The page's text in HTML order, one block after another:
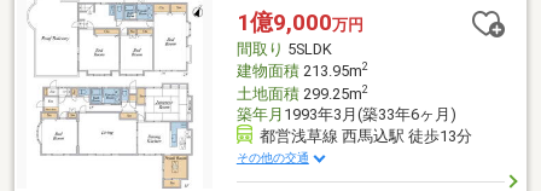
しをお手伝いします ━━━━━・・・物件の詳細・ご相談はお気
軽にお問い合わせください。
1億9,000万円
間取り 5SLDK
建物面積213.95m2
土地面積299.25m2
築年月 1993年3月(築33年6ヶ月)
都営浅草線 西馬込駅 徒歩13分
その他の交通